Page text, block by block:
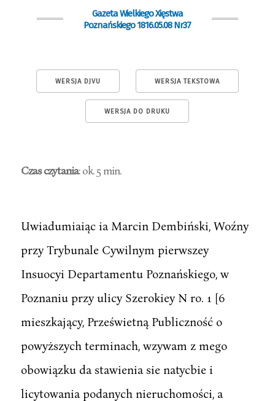
Gazeta Wielkiego Xięstwa
Poznańskiego 1816.05.08 Nr37
WERSJA DJVU WERSJA TEKSTOWA
WERSJA DO DRUKU
Czas czytania: ok. 5 min.
Uwiadumiaiąc ia Marcin Dembiński, Woźny
przy Trybunale Cywilnym pierwszey
Insuocyi Departamentu Poznańskiego, w
Poznaniu przy ulicy Szerokiey N ro. 1 [6
mieszkający, Prześwietną Publiczność o
powyższych terminach, wzywam z mego
obowiązku da stawienia sie natycbie i
licytowania podanych nieruchomości, a